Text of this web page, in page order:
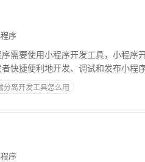
序
需要使用小程序开发工具，小程序
快捷便利地开发、调试和发布小程
上传等一系列工作。小程序开发工具
分离开发工具怎么用
序